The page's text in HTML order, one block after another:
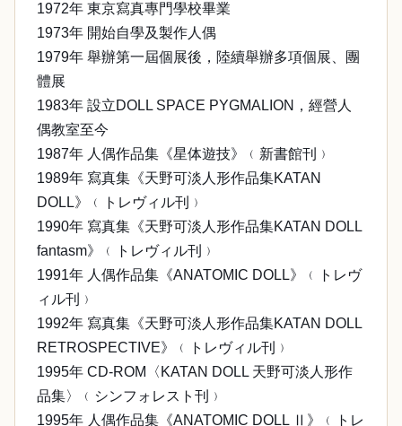
1972年 東京寫真專門學校畢業
1973年 開始自學及製作人偶
1979年 舉辦第一屆個展後，陸續舉辦多項個展、團
體展
1983年 設立DOLL SPACE PYGMALION，經營人
偶教室至今
1987年 人偶作品集《星体遊技》﹙新書館刊﹚
1989年 寫真集《天野可淡人形作品集KATAN
DOLL》﹙トレヴィル刊﹚
1990年 寫真集《天野可淡人形作品集KATAN DOLL
fantasm》﹙トレヴィル刊﹚
1991年 人偶作品集《ANATOMIC DOLL》﹙トレヴ
ィル刊﹚
1992年 寫真集《天野可淡人形作品集KATAN DOLL
RETROSPECTIVE》﹙トレヴィル刊﹚
1995年 CD-ROM〈KATAN DOLL 天野可淡人形作
品集〉﹙シンフォレスト刊﹚
1995年 人偶作品集《ANATOMIC DOLL Ⅱ》﹙トレ